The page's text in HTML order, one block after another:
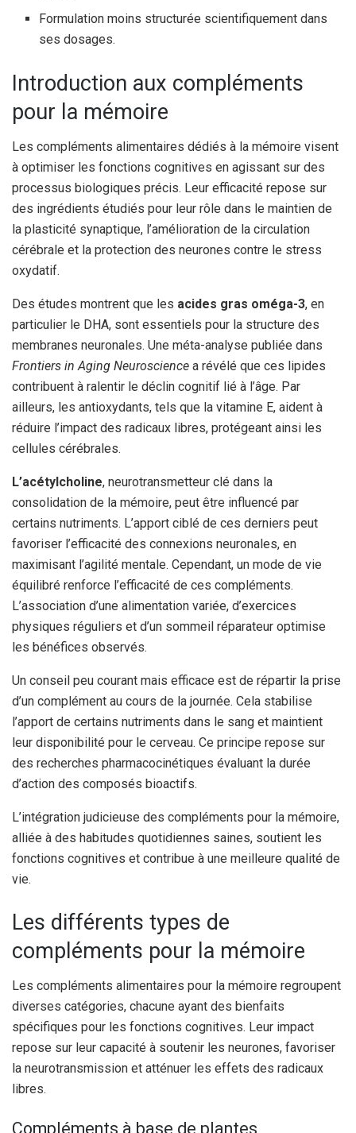
Formulation moins structurée scientifiquement dans
ses dosages.
Introduction aux compléments
pour la mémoire
Les compléments alimentaires dédiés à la mémoire visent
à optimiser les fonctions cognitives en agissant sur des
processus biologiques précis. Leur efficacité repose sur
des ingrédients étudiés pour leur rôle dans le maintien de
la plasticité synaptique, l’amélioration de la circulation
cérébrale et la protection des neurones contre le stress
oxydatif.
Des études montrent que les acides gras oméga-3, en
particulier le DHA, sont essentiels pour la structure des
membranes neuronales. Une méta-analyse publiée dans
Frontiers in Aging Neuroscience a révélé que ces lipides
contribuent à ralentir le déclin cognitif lié à l’âge. Par
ailleurs, les antioxydants, tels que la vitamine E, aident à
réduire l’impact des radicaux libres, protégeant ainsi les
cellules cérébrales.
L’acétylcholine, neurotransmetteur clé dans la
consolidation de la mémoire, peut être influencé par
certains nutriments. L’apport ciblé de ces derniers peut
favoriser l’efficacité des connexions neuronales, en
maximisant l’agilité mentale. Cependant, un mode de vie
équilibré renforce l’efficacité de ces compléments.
L’association d’une alimentation variée, d’exercices
physiques réguliers et d’un sommeil réparateur optimise
les bénéfices observés.
Un conseil peu courant mais efficace est de répartir la prise
d’un complément au cours de la journée. Cela stabilise
l’apport de certains nutriments dans le sang et maintient
leur disponibilité pour le cerveau. Ce principe repose sur
des recherches pharmacocinétiques évaluant la durée
d’action des composés bioactifs.
L’intégration judicieuse des compléments pour la mémoire,
alliée à des habitudes quotidiennes saines, soutient les
fonctions cognitives et contribue à une meilleure qualité de
vie.
Les différents types de
compléments pour la mémoire
Les compléments alimentaires pour la mémoire regroupent
diverses catégories, chacune ayant des bienfaits
spécifiques pour les fonctions cognitives. Leur impact
repose sur leur capacité à soutenir les neurones, favoriser
la neurotransmission et atténuer les effets des radicaux
libres.
Compléments à base de plantes